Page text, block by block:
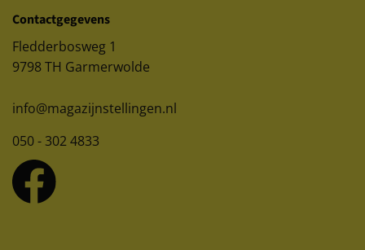
Contactgegevens
Fledderbosweg 1
9798 TH Garmerwolde
info@magazijnstellingen.nl
050 - 302 4833